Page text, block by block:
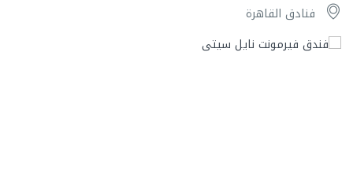
فنادق القاهرة